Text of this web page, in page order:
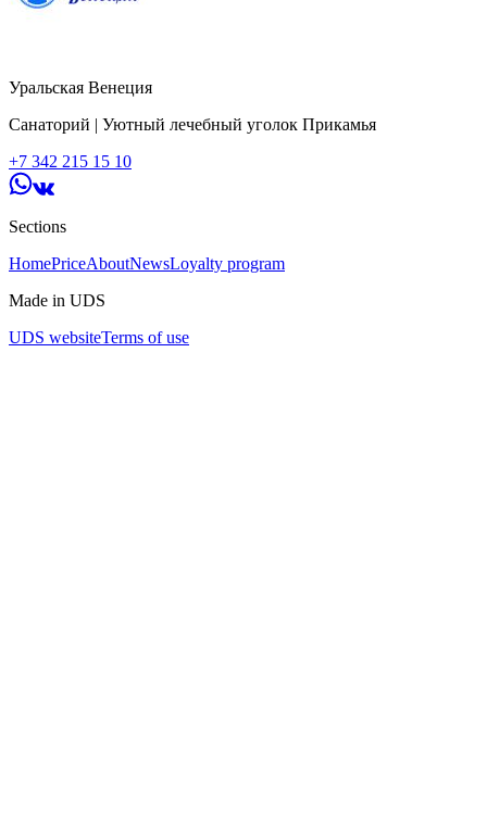
Уральская Венеция
Санаторий | Уютный лечебный уголок Прикамья
+7 342 215 15 10
Sections
HomePriceAboutNewsLoyalty program
Made in UDS
UDS websiteTerms of use